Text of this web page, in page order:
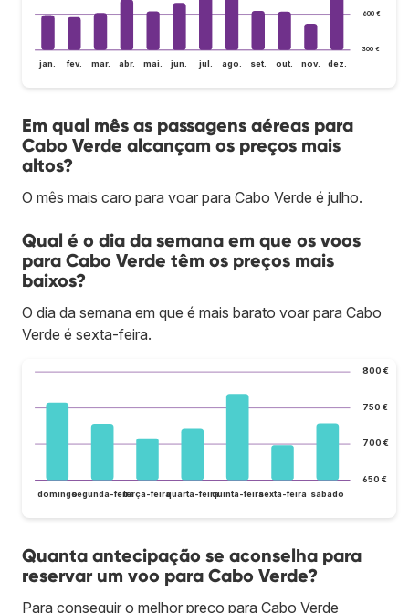
300 €
600 €
jan. fev. mar. abr. mai. jun. jul. ago. set. out. nov. dez.
Em qual mês as passagens aéreas para
Cabo Verde alcançam os preços mais
altos?
O mês mais caro para voar para Cabo Verde é julho.
Qual é o dia da semana em que os voos
para Cabo Verde têm os preços mais
baixos?
O dia da semana em que é mais barato voar para Cabo
Verde é sexta-feira.
650 €
700 €
750 €
800 €
domingosegunda-feiraterça-feiraquarta-feiraquinta-feirasexta-feira sábado
Quanta antecipação se aconselha para
reservar um voo para Cabo Verde?
Para conseguir o melhor preço para Cabo Verde